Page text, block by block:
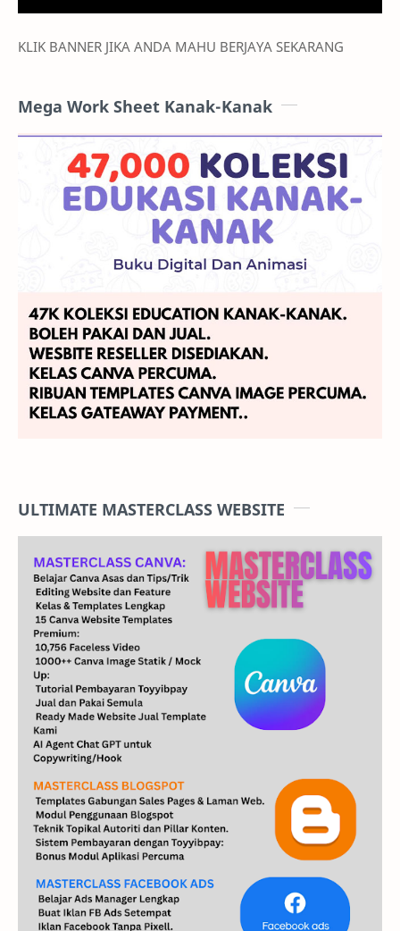
KLIK BANNER JIKA ANDA MAHU BERJAYA SEKARANG
Mega Work Sheet Kanak-Kanak
ULTIMATE MASTERCLASS WEBSITE